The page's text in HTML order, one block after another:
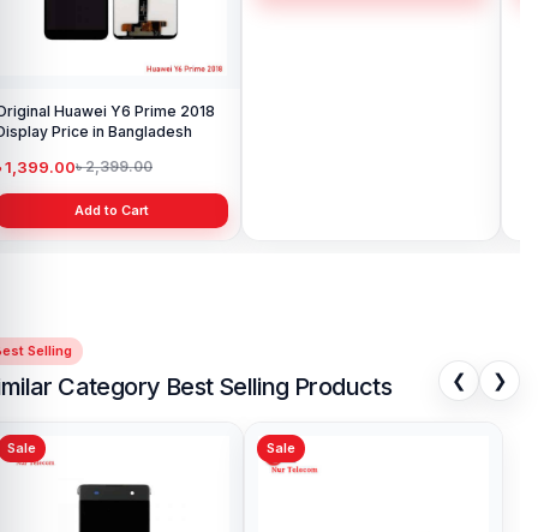
Huawei Y6 Prime 2018
Price in Bangladesh
1,399.00৳ 2,399.00
Add to Cart
Selling
Category Best Selling Products ❮ ❯
Sale Sale